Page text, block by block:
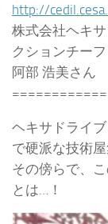
http://
株式会社ヘキ
クションチーフ
阿部 浩美さん
ヘキサドライ
で硬派な技術
その傍らで、
とは…！